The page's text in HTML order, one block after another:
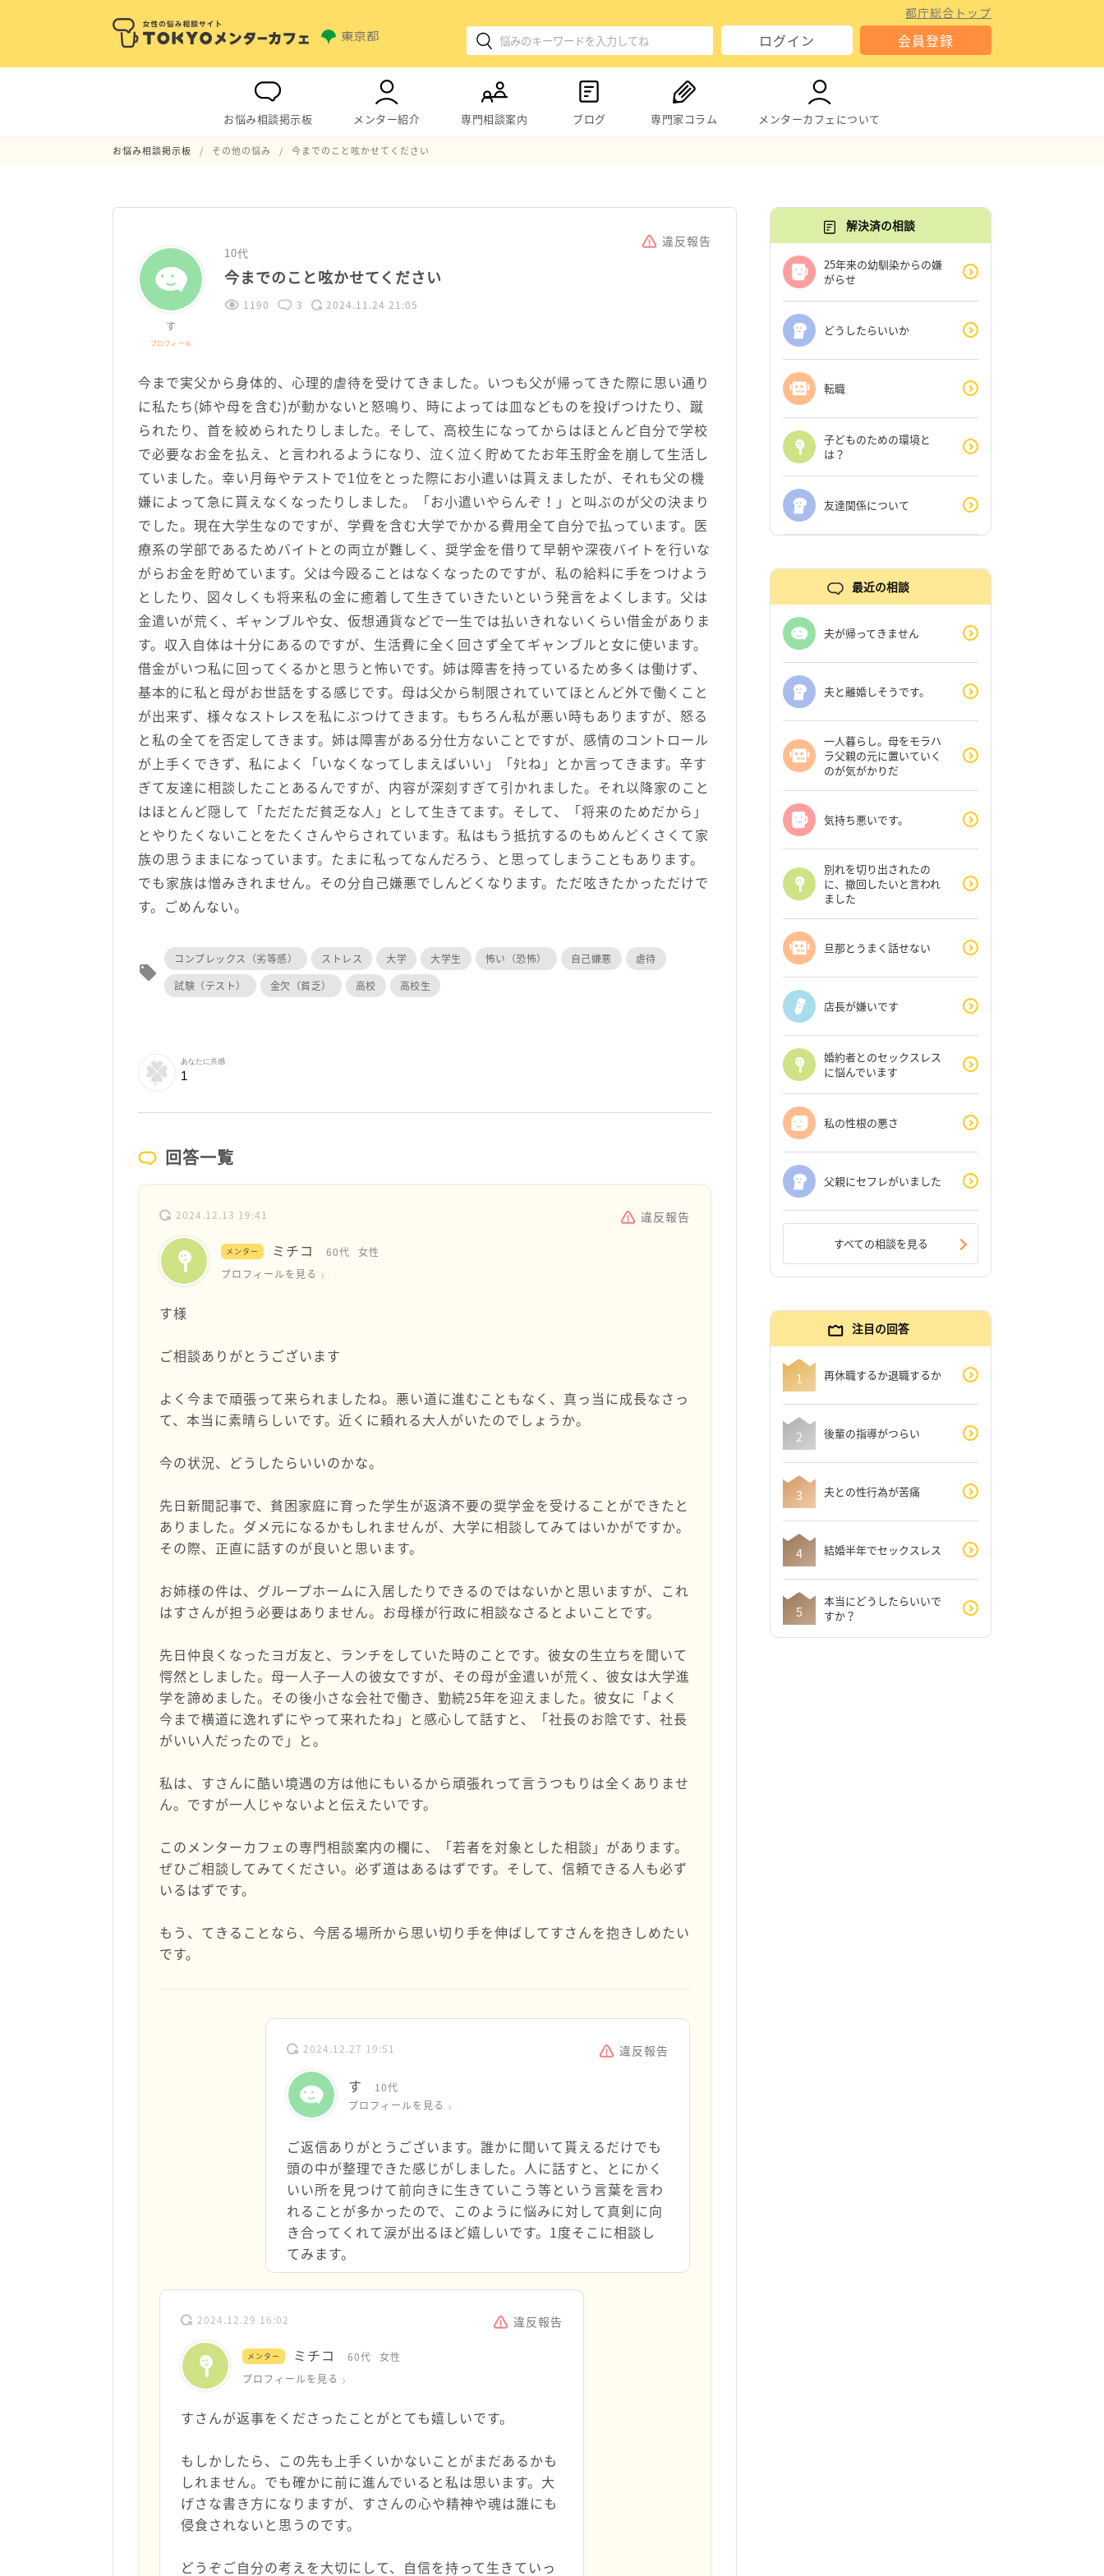
都庁総合トップ
ログイン 会員登録
お悩み相談掲示板 メンター紹介 専門相談案内 ブログ 専門家コラム メンターカフェについて
お悩み相談掲示板 その他の悩み 今までのこと呟かせてください
違反報告
す
プロフィール
10代
今までのこと呟かせてください
1190 3 2024.11.24 21:05
今まで実父から身体的、心理的虐待を受けてきました。いつも父が帰ってきた際に思い通り
に私たち(姉や母を含む)が動かないと怒鳴り、時によっては皿などものを投げつけたり、蹴
られたり、首を絞められたりしました。そして、高校生になってからはほとんど自分で学校
で必要なお金を払え、と言われるようになり、泣く泣く貯めてたお年玉貯金を崩して生活し
ていました。幸い月毎やテストで1位をとった際にお小遣いは貰えましたが、それも父の機
嫌によって急に貰えなくなったりしました。「お小遣いやらんぞ！」と叫ぶのが父の決まり
でした。現在大学生なのですが、学費を含む大学でかかる費用全て自分で払っています。医
療系の学部であるためバイトとの両立が難しく、奨学金を借りて早朝や深夜バイトを行いな
がらお金を貯めています。父は今殴ることはなくなったのですが、私の給料に手をつけよう
としたり、図々しくも将来私の金に癒着して生きていきたいという発言をよくします。父は
金遣いが荒く、ギャンブルや女、仮想通貨などで一生では払いきれないくらい借金がありま
す。収入自体は十分にあるのですが、生活費に全く回さず全てギャンブルと女に使います。
借金がいつ私に回ってくるかと思うと怖いです。姉は障害を持っているため多くは働けず、
基本的に私と母がお世話をする感じです。母は父から制限されていてほとんど外で働くこと
が出来ず、様々なストレスを私にぶつけてきます。もちろん私が悪い時もありますが、怒る
と私の全てを否定してきます。姉は障害がある分仕方ないことですが、感情のコントロール
が上手くできず、私によく「いなくなってしまえばいい」「ﾀﾋね」とか言ってきます。辛す
ぎて友達に相談したことあるんですが、内容が深刻すぎて引かれました。それ以降家のこと
はほとんど隠して「ただただ貧乏な人」として生きてます。そして、「将来のためだから」
とやりたくないことをたくさんやらされています。私はもう抵抗するのもめんどくさくて家
族の思うままになっています。たまに私ってなんだろう、と思ってしまうこともあります。
でも家族は憎みきれません。その分自己嫌悪でしんどくなります。ただ呟きたかっただけで
す。ごめんない。
local_offer
コンプレックス（劣等感） ストレス 大学 大学生 怖い（恐怖） 自己嫌悪
虐待
試験（テスト）
金欠（貧乏） 高校 高校生
あなたに共感
1
回答一覧
2024.12.13 19:41 違反報告
メンター ミチコ 60代
女性
プロフィールを見る
す様
ご相談ありがとうございます
よく今まで頑張って来られましたね。悪い道に進むこともなく、真っ当に成長なさっ
て、本当に素晴らしいです。近くに頼れる大人がいたのでしょうか。
今の状況、どうしたらいいのかな。
先日新聞記事で、貧困家庭に育った学生が返済不要の奨学金を受けることができたと
ありました。ダメ元になるかもしれませんが、大学に相談してみてはいかがですか。
その際、正直に話すのが良いと思います。
お姉様の件は、グループホームに入居したりできるのではないかと思いますが、これ
はすさんが担う必要はありません。お母様が行政に相談なさるとよいことです。
先日仲良くなったヨガ友と、ランチをしていた時のことです。彼女の生立ちを聞いて
愕然としました。母一人子一人の彼女ですが、その母が金遣いが荒く、彼女は大学進
学を諦めました。その後小さな会社で働き、勤続25年を迎えました。彼女に「よく
今まで横道に逸れずにやって来れたね」と感心して話すと、「社長のお陰です、社長
がいい人だったので」と。
私は、すさんに酷い境遇の方は他にもいるから頑張れって言うつもりは全くありませ
ん。ですが一人じゃないよと伝えたいです。
このメンターカフェの専門相談案内の欄に、「若者を対象とした相談」があります。
ぜひご相談してみてください。必ず道はあるはずです。そして、信頼できる人も必ず
いるはずです。
もう、てきることなら、今居る場所から思い切り手を伸ばしてすさんを抱きしめたい
です。
2024.12.27 19:51 違反報告
す
10代
プロフィールを見る
ご返信ありがとうございます。誰かに聞いて貰えるだけでも
頭の中が整理できた感じがしました。人に話すと、とにかく
いい所を見つけて前向きに生きていこう等という言葉を言わ
れることが多かったので、このように悩みに対して真剣に向
き合ってくれて涙が出るほど嬉しいです。1度そこに相談し
てみます。
2024.12.29 16:02 違反報告
メンター ミチコ 60代
女性
プロフィールを見る
すさんが返事をくださったことがとても嬉しいです。
もしかしたら、この先も上手くいかないことがまだあるかも
しれません。でも確かに前に進んでいると私は思います。大
げさな書き方になりますが、すさんの心や精神や魂は誰にも
侵食されないと思うのです。
どうぞご自分の考えを大切にして、自信を持って生きていっ
解決済の相談
25年来の幼馴染からの嫌
がらせ
どうしたらいいか
転職
子どものための環境と
は？
友達関係について
最近の相談
夫が帰ってきません
夫と離婚しそうです。
一人暮らし。母をモラハ
ラ父親の元に置いていく
のが気がかりだ
気持ち悪いです。
別れを切り出されたの
に、撤回したいと言われ
ました
旦那とうまく話せない
店長が嫌いです
婚約者とのセックスレス
に悩んでいます
私の性根の悪さ
父親にセフレがいました
すべての相談を見る
注目の回答
再休職するか退職するか
後輩の指導がつらい
夫との性行為が苦痛
結婚半年でセックスレス
本当にどうしたらいいで
すか？